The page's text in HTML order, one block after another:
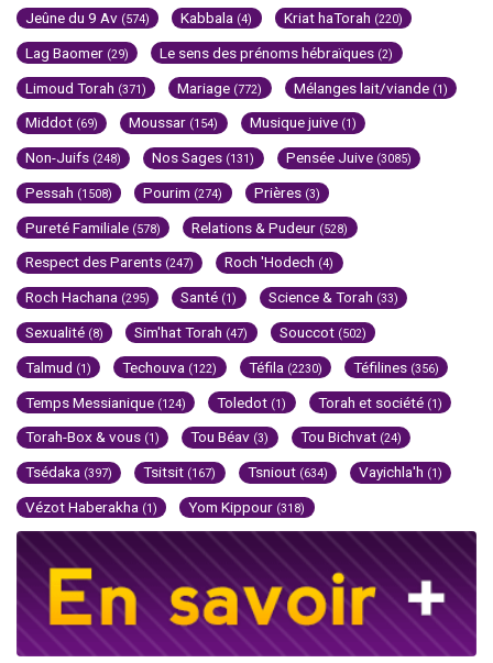
Jeûne du 9 Av (574) Kabbala (4) Kriat haTorah (220)
Lag Baomer (29) Le sens des prénoms hébraïques (2)
Limoud Torah (371) Mariage (772) Mélanges lait/viande (1)
Middot (69) Moussar (154) Musique juive (1)
Non-Juifs (248) Nos Sages (131) Pensée Juive (3085)
Pessah (1508) Pourim (274) Prières (3)
Pureté Familiale (578) Relations & Pudeur (528)
Respect des Parents (247) Roch 'Hodech (4)
Roch Hachana (295) Santé (1) Science & Torah (33)
Sexualité (8) Sim'hat Torah (47) Souccot (502)
Talmud (1) Techouva (122) Téfila (2230) Téfilines (356)
Temps Messianique (124) Toledot (1) Torah et société (1)
Torah-Box & vous (1) Tou Béav (3) Tou Bichvat (24)
Tsédaka (397) Tsitsit (167) Tsniout (634) Vayichla'h (1)
Vézot Haberakha (1) Yom Kippour (318)